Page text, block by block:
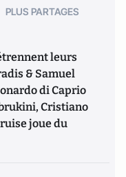
PLUS PARTAGES
leurs
& Samuel
di Caprio
Cristiano
joue du